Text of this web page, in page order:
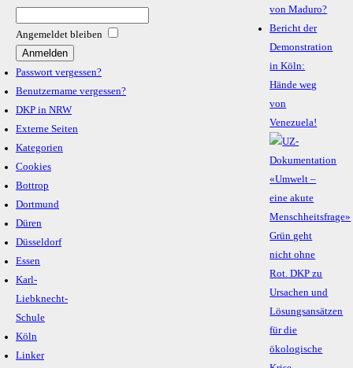
Angemeldet bleiben
Passwort vergessen?
Benutzername vergessen?
DKP in NRW
Externe Seiten
Kategorien
Cookies
Bottrop
Dortmund
Düren
Düsseldorf
Essen
Karl-
Liebknecht-
Schule
Köln
Linker
von Maduro?
Bericht der
Demonstration
in Köln:
Hände weg
von
Venezuela!